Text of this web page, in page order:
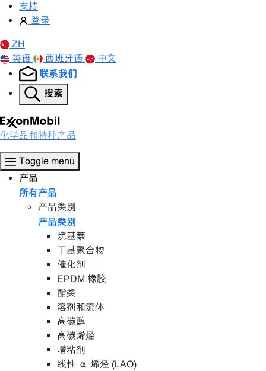
支持
登录
ZH
英语
西班牙语 中文
联系我们
搜索
化学品和特种产品
Toggle menu
产品
所有产品
产品类别
产品类别
烷基萘
丁基聚合物
催化剂
EPDM 橡胶
酯类
溶剂和流体
高碳醇
高碳烯烃
增粘剂
线性 α 烯烃 (LAO)